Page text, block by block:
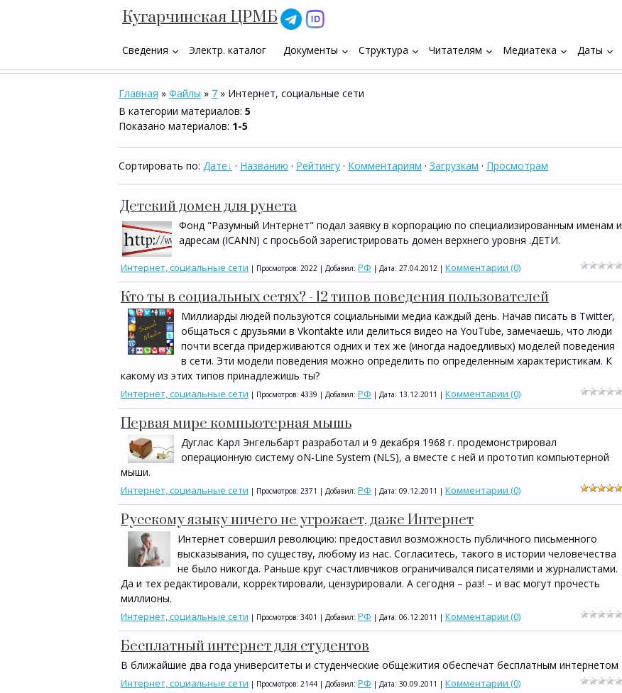
Кугарчинская ЦРМБ
Сведения keyboard_arrow_down Электр. каталог Документы keyboard_arrow_down Структура keyboard_arrow_down Читателям keyboard_arrow_down Медиатека keyboard_arrow_down Даты keyboard_arrow_down
Главная » Файлы » 7 » Интернет, социальные сети
В категории материалов: 5
Показано материалов: 1-5
Сортировать по: Дате · Названию · Рейтингу · Комментариям · Загрузкам · Просмотрам
Детский домен для рунета
Фонд "Разумный Интернет" подал заявку в корпорацию по специализированным именам и
адресам (ICANN) с просьбой зарегистрировать домен верхнего уровня .ДЕТИ.
Интернет, социальные сети | Просмотров: 2022 | Добавил: РФ | Дата: 27.04.2012 | Комментарии (0)
Кто ты в социальных сетях? - 12 типов поведения пользователей
Миллиарды людей пользуются социальными медиа каждый день. Начав писать в Twitter,
общаться с друзьями в Vkontakte или делиться видео на YouTube, замечаешь, что люди
почти всегда придерживаются одних и тех же (иногда надоедливых) моделей поведения
в сети. Эти модели поведения можно определить по определенным характеристикам. К
какому из этих типов принадлежишь ты?
Интернет, социальные сети | Просмотров: 4339 | Добавил: РФ | Дата: 13.12.2011 | Комментарии (0)
Первая мире компьютерная мышь
Дуглас Карл Энгельбарт разработал и 9 декабря 1968 г. продемонстрировал
операционную систему oN-Line System (NLS), а вместе с ней и прототип компьютерной
мыши.
Интернет, социальные сети | Просмотров: 2371 | Добавил: РФ | Дата: 09.12.2011 | Комментарии (0)
Русскому языку ничего не угрожает, даже Интернет
Интернет совершил революцию: предоставил возможность публичного письменного
высказывания, по существу, любому из нас. Согласитесь, такого в истории человечества
не было никогда. Раньше круг счастливчиков ограничивался писателями и журналистами.
Да и тех редактировали, корректировали, цензурировали. А сегодня – раз! – и вас могут прочесть
миллионы.
Интернет, социальные сети | Просмотров: 3401 | Добавил: РФ | Дата: 06.12.2011 | Комментарии (0)
Бесплатный интернет для студентов
В ближайшие два года университеты и студенческие общежития обеспечат бесплатным интернетом
Интернет, социальные сети | Просмотров: 2144 | Добавил: РФ | Дата: 30.09.2011 | Комментарии (0)